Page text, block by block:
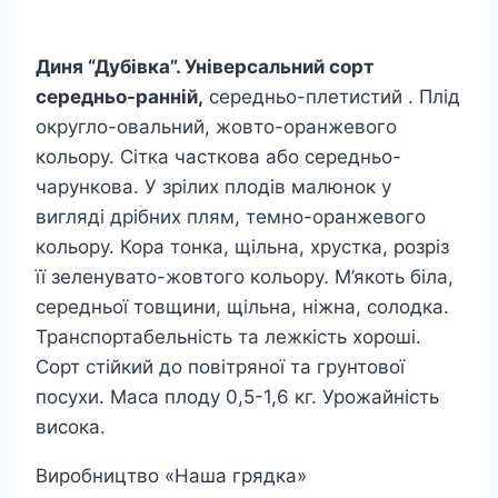
Диня “Дубівка”. Універсальний сорт
середньо-ранній, середньо-плетистий . Плід
округло-овальний, жовто-оранжевого
кольору. Сітка часткова або середньо-
чарункова. У зрілих плодів малюнок у
вигляді дрібних плям, темно-оранжевого
кольору. Кора тонка, щільна, хрустка, розріз
її зеленувато-жовтого кольору. М’якоть біла,
середньої товщини, щільна, ніжна, солодка.
Транспортабельність та лежкість хороші.
Сорт стійкий до повітряної та грунтової
посухи. Маса плоду 0,5-1,6 кг. Урожайність
висока.
Виробництво «Наша грядка»